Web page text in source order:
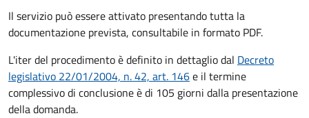
Il servizio può essere attivato presentando tutta la
documentazione prevista, consultabile in formato PDF.
L'iter del procedimento è definito in dettaglio dal Decreto
legislativo 22/01/2004, n. 42, art. 146e il termine
complessivo di conclusione è di 105 giorni dalla presentazione
della domanda.